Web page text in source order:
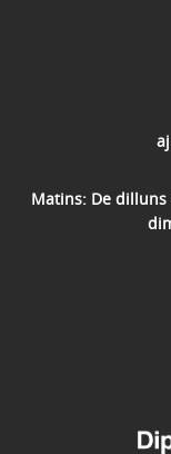
Matins: De